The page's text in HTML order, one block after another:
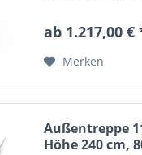
Trittsicher mit
ab 1.217,00 €
Merken
Außentreppe
Höhe 240 cm,